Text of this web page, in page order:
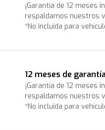
¡Garantía de 12 meses
respaldamos nuestros
*No incluida para
12 meses de garantía
¡Garantía de 12 meses
respaldamos nuestros
*No incluida para